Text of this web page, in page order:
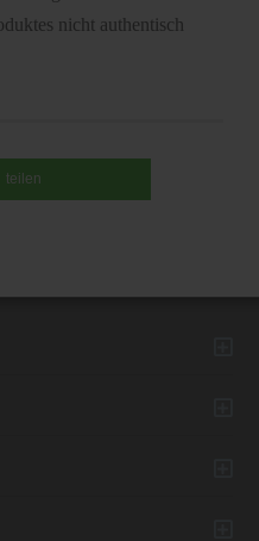
nicht authentisch
teilen